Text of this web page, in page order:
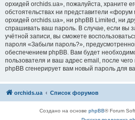
орхидей orchids.ua», пожалуйста, храните
обстоятельствах ни представители «форум
орхидей orchids.ua», ни phpBB Limited, ни
спрашивать ваш пароль. В случае, если вы
учётной записи, вы сможете
пароля «Забыли пароль?»,
обеспечением phpBB. Вам будет
пользователя и ваш адрес email, после
phpBB сгенерирует вам новый пароль для
orchids.ua Список форумов
Создано на основе phpBB® Forum